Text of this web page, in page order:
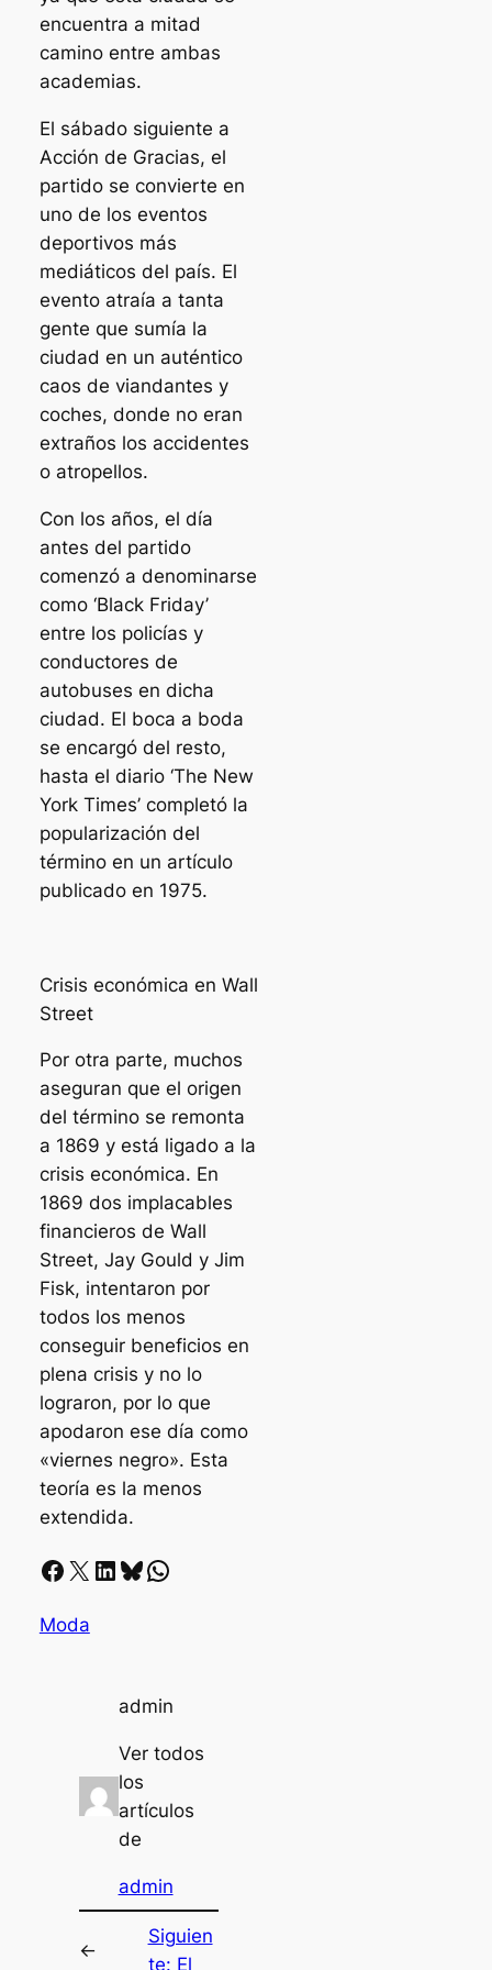
encuentra a mitad
camino entre ambas
academias.
El sábado siguiente a
Acción de Gracias, el
partido se convierte en
uno de los eventos
deportivos más
mediáticos del país. El
evento atraía a tanta
gente que sumía la
ciudad en un auténtico
caos de viandantes y
coches, donde no eran
extraños los accidentes
o atropellos.
Con los años, el día
antes del partido
comenzó a denominarse
como ‘Black Friday’
entre los policías y
conductores de
autobuses en dicha
ciudad. El boca a boda
se encargó del resto,
hasta el diario ‘The New
York Times’ completó la
popularización del
término en un artículo
publicado en 1975.
Crisis económica en Wall
Street
Por otra parte, muchos
aseguran que el origen
del término se remonta
a 1869 y está ligado a la
crisis económica. En
1869 dos implacables
financieros de Wall
Street, Jay Gould y Jim
Fisk, intentaron por
todos los menos
conseguir beneficios en
plena crisis y no lo
lograron, por lo que
apodaron ese día como
«viernes negro». Esta
teoría es la menos
extendida.
Facebook X LinkedIn Bluesky Whatsapp
Moda
admin
Ver todos
los
artículos
de
admin
←
Siguien
te: El